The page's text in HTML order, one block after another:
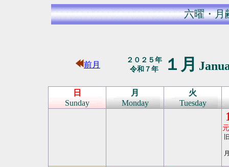
六曜・月
前月
２０２５年
令和７年
１月
日
Sunday
月
Monday
火
Tuesday